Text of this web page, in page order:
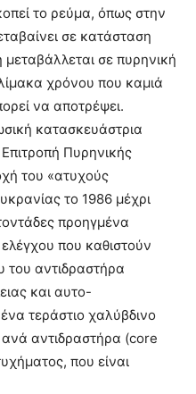
το ρεύμα, όπως στην
σε κατάσταση
σε πυρηνική
χρόνου που καμιά
να αποτρέψει.
κατασκευάστρια
Πυρηνικής
του «ατυχούς
το 1986 μέχρι
προηγμένα
που καθιστούν
του αντιδραστήρα
και αυτο-
τεράστιο χαλύβδινο
αντιδραστήρα (core
που είναι